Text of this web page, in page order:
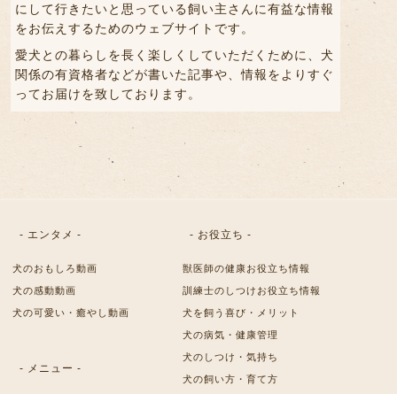
にして行きたいと思っている飼い主さんに有益な情報
をお伝えするためのウェブサイトです。
愛犬との暮らしを長く楽しくしていただくために、犬
関係の有資格者などが書いた記事や、情報をよりすぐ
ってお届けを致しております。
- エンタメ -
犬のおもしろ動画
犬の感動動画
犬の可愛い・癒やし動画
- お役立ち -
獣医師の健康お役立ち情報
訓練士のしつけお役立ち情報
犬を飼う喜び・メリット
犬の病気・健康管理
犬のしつけ・気持ち
犬の飼い方・育て方
- メニュー -